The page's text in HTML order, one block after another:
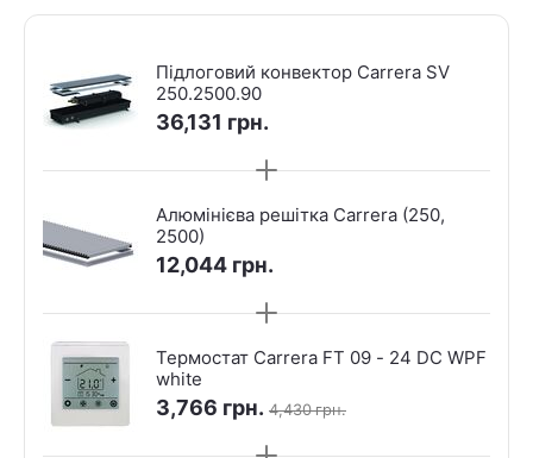
Підлоговий конвектор Carrera SV
250.2500.90
36,131 грн.
Алюмінієва решітка Carrera (250,
2500)
12,044 грн.
Термостат Carrera FT 09 - 24 DC WPF
white
3,766 грн. 4,430грн.